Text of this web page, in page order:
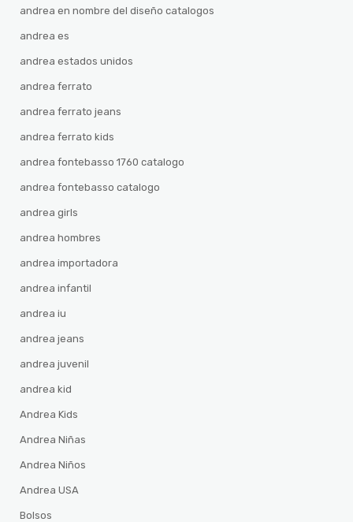
andrea en nombre del diseño catalogos
andrea es
andrea estados unidos
andrea ferrato
andrea ferrato jeans
andrea ferrato kids
andrea fontebasso 1760 catalogo
andrea fontebasso catalogo
andrea girls
andrea hombres
andrea importadora
andrea infantil
andrea iu
andrea jeans
andrea juvenil
andrea kid
Andrea Kids
Andrea Niñas
Andrea Niños
Andrea USA
Bolsos